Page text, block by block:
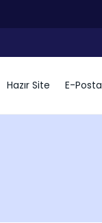
Hazır Site E-Posta